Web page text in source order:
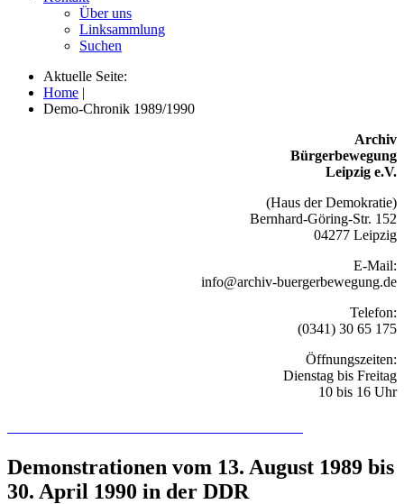
Über uns
Linksammlung
Suchen
Aktuelle Seite:
Home |
Demo-Chronik 1989/1990
Archiv
Bürgerbewegung
Leipzig e.V.
(Haus der Demokratie)
Bernhard-Göring-Str. 152
04277 Leipzig
E-Mail:
info@archiv-buergerbewegung.de
Telefon:
(0341) 30 65 175
Öffnungszeiten:
Dienstag bis Freitag
10 bis 16 Uhr
Demonstrationen vom 13. August 1989 bis
30. April 1990 in der DDR